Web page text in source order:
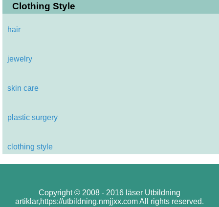
Clothing Style
hair
jewelry
skin care
plastic surgery
clothing style
Copyright © 2008 - 2016 läser Utbildning
artiklar,https://utbildning.nmjjxx.com All rights reserved.